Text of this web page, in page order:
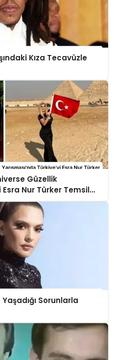
Kıza Tecavüzle
Güzellik
Esra Nur Türker Temsil
Sorunlarla